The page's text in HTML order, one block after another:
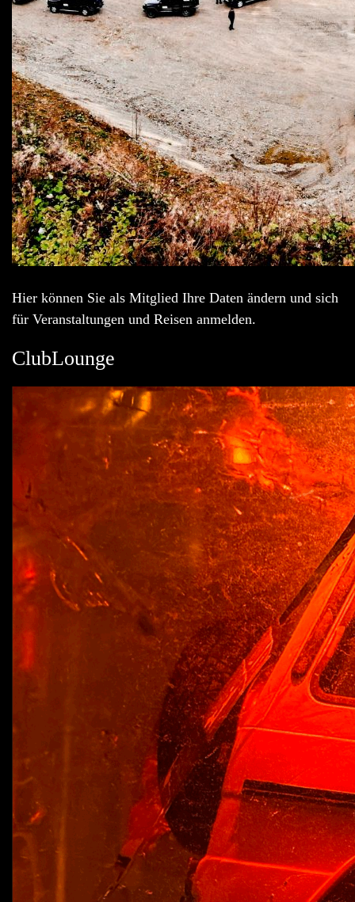
Hier können Sie als Mitglied Ihre Daten ändern und sich
für Veranstaltungen und Reisen anmelden.
ClubLounge